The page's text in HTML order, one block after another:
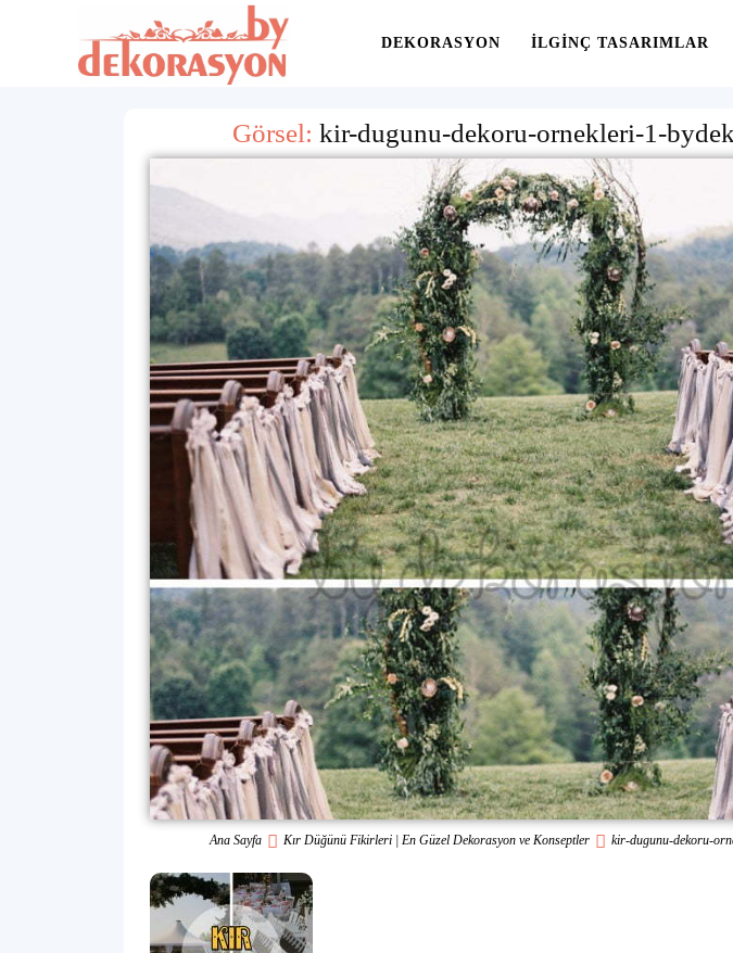
Alanınıza
DEKORASYON İLGINÇ TASARIMLAR
Görsel: kir-dugunu-dekoru-ornekleri-1-
Ana Sayfa Kır Düğünü Fikirleri | En Güzel Dekorasyon ve Konseptler kir-dugunu-dekoru-